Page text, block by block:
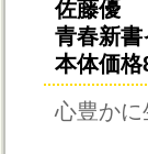
佐藤優
青春新
本体価
心豊かに